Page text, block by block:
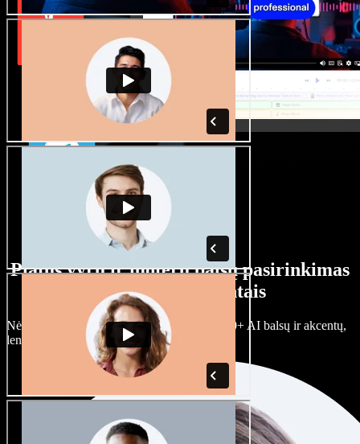
Platus vyrų ir moterų balsų pasirinkimas
su įvairiais akcentais
Nėra dviejų vienodų projektų. Rinkitės iš 100+ AI balsų ir akcentų,
lengvai juos prisitaikykite.